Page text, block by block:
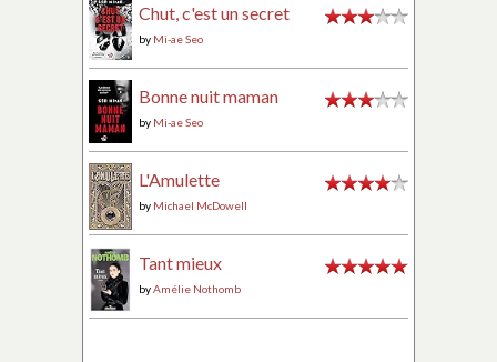
Chut, c'est un secret
by Mi-ae Seo
Bonne nuit maman
by Mi-ae Seo
L'Amulette
by Michael McDowell
Tant mieux
byAmélie Nothomb